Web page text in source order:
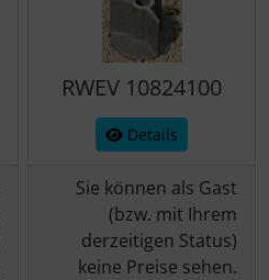
RWEV 10824100
Details
Sie können als Gast
(bzw. mit Ihrem
derzeitigen Status)
keine Preise sehen.